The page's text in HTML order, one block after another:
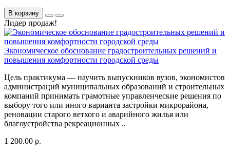
В корзину
Лидер продаж!
Экономическое обоснование градостроительных решений и
повышения комфортности городской среды
Цель практикума — научить выпускников вузов, экономистов
администраций муниципальных образований и строительных
компаний принимать грамотные управленческие решения по
выбору того или иного варианта застройки микрорайона,
реновации старого ветхого и аварийного жилья или
благоустройства рекреационных ..
1 200.00 р.